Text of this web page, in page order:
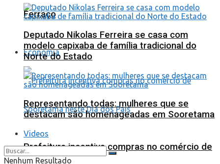
Ferraço
Economia
Prefeitura incentiva compras no comércio de
Deputado Nikolas Ferreira se casa com
modelo capixaba de família tradicional do
Norte do Estado
Representando todas: mulheres que se
destacam são homenageadas em Sooretama
Videos
Nenhum Resultado